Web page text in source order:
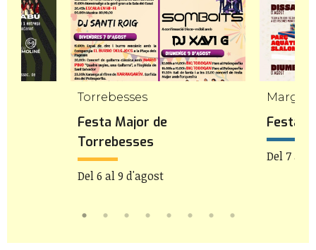
Torrebesses
Festa Major de
Torrebesses
Del 6 al 9 d'agost
Festa
Del 7 al